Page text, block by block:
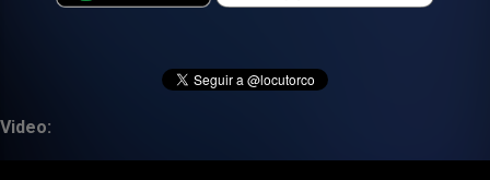
Video: